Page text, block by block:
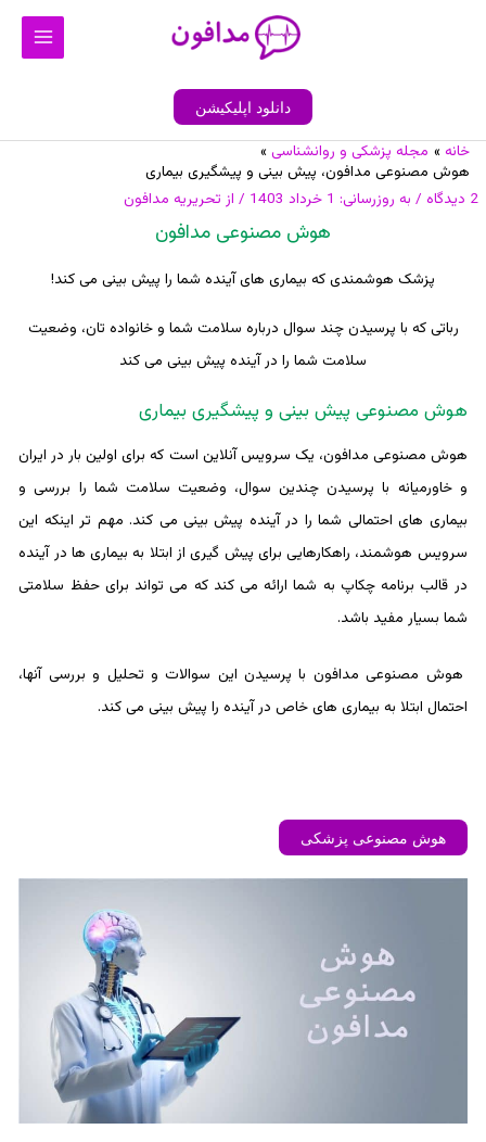
Main
دانلود اپلیکیشن
خانه
مجله پزشکی و روانشناسی
هوش مصنوعی مدافون، پیش بینی و پیشگیری بیماری
2 دیدگاه
/ به روزرسانی: / از تحریریه مدافون
هوش مصنوعی مدافون
پزشک هوشمندی که بیماری های آینده شما را پیش بینی می کند!
رباتی که با پرسیدن چند سوال درباره سلامت شما و خانواده تان، وضعیت
سلامت شما را در آینده پیش بینی می کند
هوش مصنوعی پیش بینی و پیشگیری بیماری
هوش مصنوعی مدافون، یک سرویس آنلاین است که برای اولین بار در ایران
و خاورمیانه با پرسیدن چندین سوال، وضعیت سلامت شما را بررسی و
بیماری های احتمالی شما را در آینده پیش بینی می کند. مهم تر اینکه این
سرویس هوشمند، راهکارهایی برای پیش گیری از ابتلا به بیماری ها در آینده
در قالب برنامه چکاپ به شما ارائه می کند که می تواند برای حفظ سلامتی
شما بسیار مفید باشد.
هوش مصنوعی مدافون با پرسیدن این سوالات و تحلیل و بررسی آنها،
احتمال ابتلا به بيماری های خاص در آینده را پیش بینی می کند.
هوش مصنوعی پزشکی
پیمایش
نوشته